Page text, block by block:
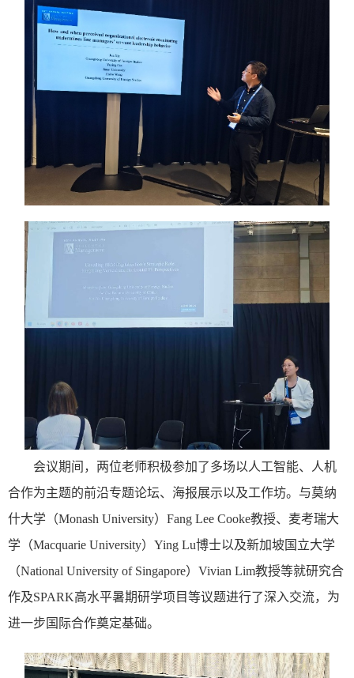
会议期间， 两位老师积极参加了多场以人工智能、人机
合作为主题的前沿专题论坛、海报展示以及工作坊。与莫纳
什大学（Monash University） Fang Lee Cooke教授、麦考瑞大
学（Macquarie University） Ying Lu博士以及新加坡国立大学
（National University of Singapore） Vivian Lim教授等就研究合
作及SPARK高水平暑期研学项目等议题进行了深入交流， 为
进一步国际合作奠定基础。